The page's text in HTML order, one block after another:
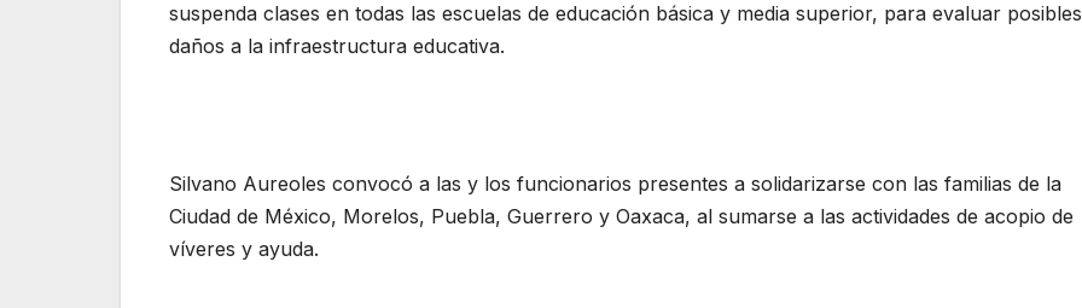
suspenda clases en todas las escuelas de educación básica y media superior, para evaluar posibles
daños a la infraestructura educativa.
Silvano Aureoles convocó a las y los funcionarios presentes a solidarizarse con las familias de la
Ciudad de México, Morelos, Puebla, Guerrero y Oaxaca, al sumarse a las actividades de acopio de
víveres y ayuda.